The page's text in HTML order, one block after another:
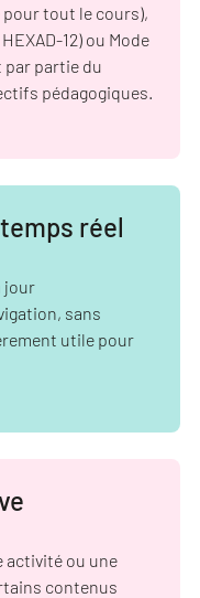
pour tout le cours),
12) ou Mode
par partie du
pédagogiques.
réel
jour
sans
utile pour
activité ou une
contenus